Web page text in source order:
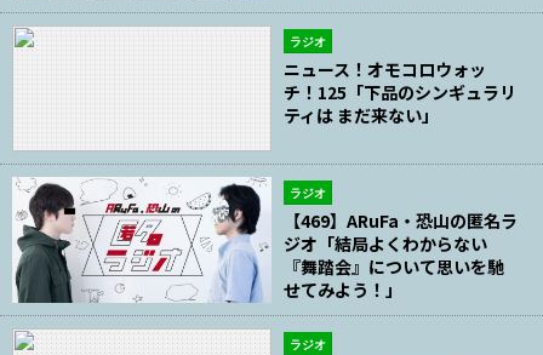
ラジオ
ニュース！オモコロウォッ
チ！125「下品のシンギュラリ
ティは まだ来ない」
ラジオ
【469】ARuFa・恐山の匿名ラ
ジオ「結局よくわからない
『舞踏会』について思いを馳
せてみよう！」
ラジオ